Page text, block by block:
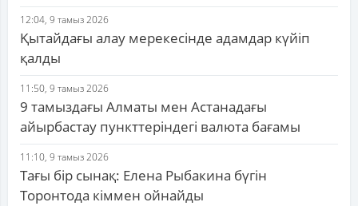
12:04, 9 тамыз 2026
Қытайдағы алау мерекесінде адамдар күйіп
қалды
11:50, 9 тамыз 2026
9 тамыздағы Алматы мен Астанадағы
айырбастау пункттеріндегі валюта бағамы
11:10, 9 тамыз 2026
Тағы бір сынақ: Елена Рыбакина бүгін
Торонтода кіммен ойнайды